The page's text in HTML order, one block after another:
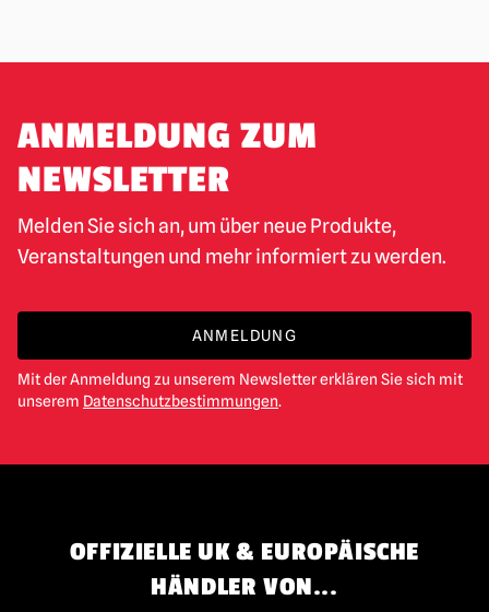
ANMELDUNG ZUM
NEWSLETTER
Melden Sie sich an, um über neue Produkte,
Veranstaltungen und mehr informiert zu werden.
ANMELDUNG
Mit der Anmeldung zu unserem Newsletter erklären Sie sich mit
unserem Datenschutzbestimmungen.
OFFIZIELLE UK & EUROPÄISCHE
HÄNDLER VON...